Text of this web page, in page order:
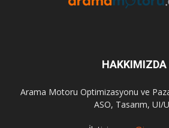
HAKKIMIZDA
Arama Motoru Optimizasyonu ve
ASO, Tasarım, UI/